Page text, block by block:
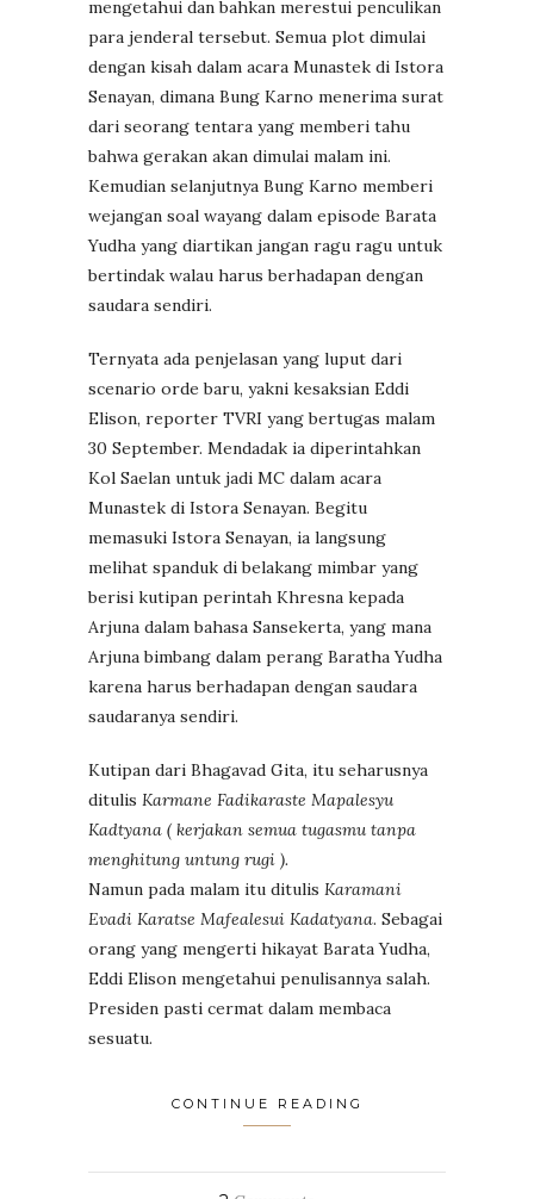
mengetahui dan bahkan merestui penculikan
para jenderal tersebut. Semua plot dimulai
dengan kisah dalam acara Munastek di Istora
Senayan, dimana Bung Karno menerima surat
dari seorang tentara yang memberi tahu
bahwa gerakan akan dimulai malam ini.
Kemudian selanjutnya Bung Karno memberi
wejangan soal wayang dalam episode Barata
Yudha yang diartikan jangan ragu ragu untuk
bertindak walau harus berhadapan dengan
saudara sendiri.
Ternyata ada penjelasan yang luput dari
scenario orde baru, yakni kesaksian Eddi
Elison, reporter TVRI yang bertugas malam
30 September. Mendadak ia diperintahkan
Kol Saelan untuk jadi MC dalam acara
Munastek di Istora Senayan. Begitu
memasuki Istora Senayan, ia langsung
melihat spanduk di belakang mimbar yang
berisi kutipan perintah Khresna kepada
Arjuna dalam bahasa Sansekerta, yang mana
Arjuna bimbang dalam perang Baratha Yudha
karena harus berhadapan dengan saudara
saudaranya sendiri.
Kutipan dari Bhagavad Gita, itu seharusnya
ditulis Karmane Fadikaraste Mapalesyu
Kadtyana ( kerjakan semua tugasmu tanpa
menghitung untung rugi ).
Namun pada malam itu ditulis Karamani
Evadi Karatse Mafealesui Kadatyana. Sebagai
orang yang mengerti hikayat Barata Yudha,
Eddi Elison mengetahui penulisannya salah.
Presiden pasti cermat dalam membaca
sesuatu.
CONTINUE READING